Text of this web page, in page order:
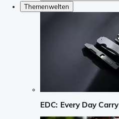
Themenwelten
EDC: Every Day Carry